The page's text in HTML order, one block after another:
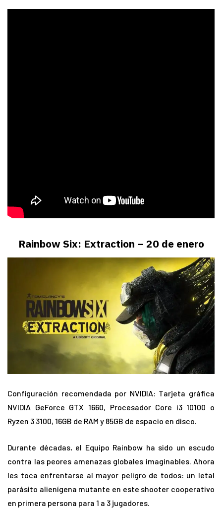
Rainbow Six: Extraction – 20 de enero
Configuración recomendada por NVIDIA: Tarjeta gráfica
NVIDIA GeForce GTX 1660, Procesador Core i3 10100 o
Ryzen 3 3100, 16GB de RAM y 85GB de espacio en disco.
Durante décadas, el Equipo Rainbow ha sido un escudo
contra las peores amenazas globales imaginables. Ahora
les toca enfrentarse al mayor peligro de todos: un letal
parásito alienígena mutante en este shooter cooperativo
en primera persona para 1 a 3 jugadores.